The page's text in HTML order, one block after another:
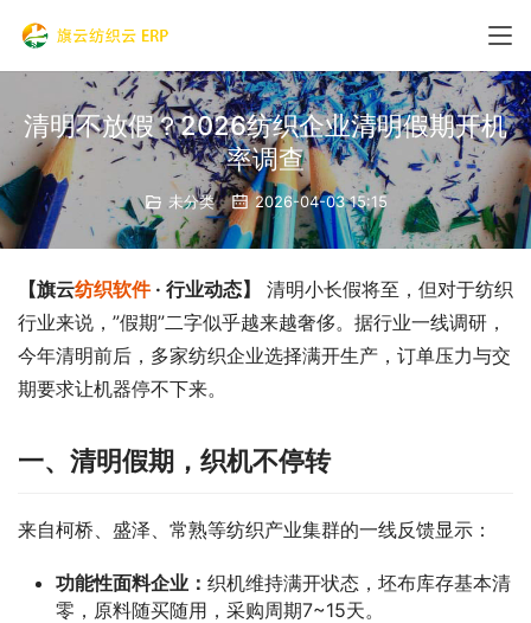
清明不放假？2026纺织企业清明假期开机
率调查
未分类 2026-04-03 15:15
【旗云纺织软件 · 行业动态】
清明小长假将至，但对于纺织
行业来说，”假期”二字似乎越来越奢侈。据行业一线调研，
今年清明前后，多家纺织企业选择满开生产，订单压力与交
期要求让机器停不下来。
一、清明假期，织机不停转
来自柯桥、盛泽、常熟等纺织产业集群的一线反馈显示：
功能性面料企业： 织机维持满开状态，坯布库存基本清
零，原料随买随用，采购周期7~15天。